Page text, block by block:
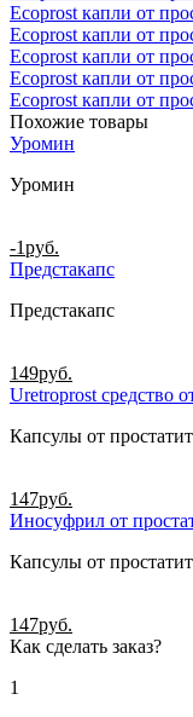
Ecoprost капли от
Ecoprost капли от
Ecoprost капли от
Ecoprost капли от
Ecoprost капли от
Похожие товары
Уромин
Уромин
-1руб.
Предстакапс
Предстакапс
149руб.
Uretroprost средство
Капсулы от
147руб.
Иносуфрил от
Капсулы от
147руб.
Как сделать заказ?
1